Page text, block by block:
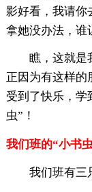
影好看，我请你
拿她没办法，谁
瞧，这就是我
正因为有这样
受到了快乐，
虫”！
我们班的“小书
我们班有三只